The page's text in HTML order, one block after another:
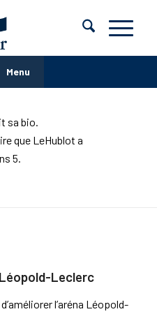
Menu
sa bio.
que LeHublot a
5.
Leclerc
l’aréna Léopold-